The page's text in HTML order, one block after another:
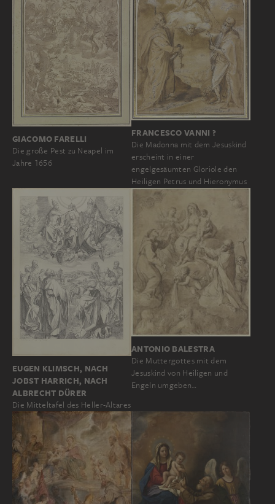
GIACOMO FARELLI
Die große Pest zu Neapel im
Jahre 1656
FRANCESCO VANNI ?
Die Madonna mit dem Jesuskind
erscheint in einer
engelgesäumten Gloriole den
Heiligen Petrus und Hieronymus
EUGEN KLIMSCH, NACH
JOBST HARRICH, NACH
ALBRECHT DÜRER
Die Mitteltafel des Heller-Altares
ANTONIO BALESTRA
Die Muttergottes mit dem
Jesuskind von Heiligen und
Engeln umgeben…